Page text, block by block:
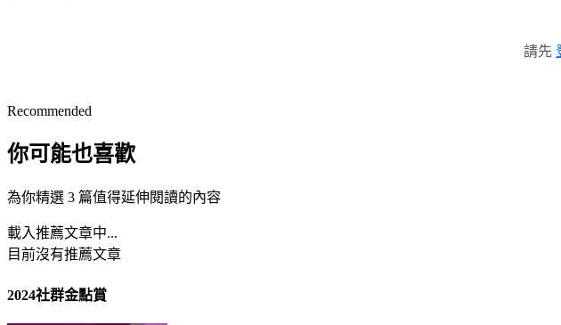
請先
Recommended
你可能也喜歡
為你精選 3 篇值得延伸閱讀的內容
載入推薦文章中...
目前沒有推薦文章
2024社群金點賞